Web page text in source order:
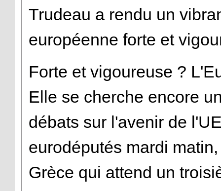
Trudeau a rendu un
européenne forte et
Forte et vigoureuse ?
Elle se cherche encore
débats sur l'avenir de
eurodéputés mardi
Grèce qui attend un